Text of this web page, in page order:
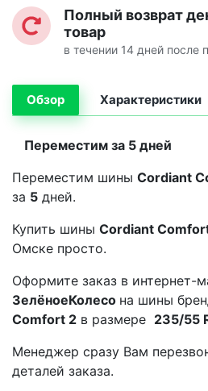
Полный возврат
товар
в течении 14 дней после
Обзор Характеристики
Переместим за 5 дней
Переместим шины Cordiant
за 5 дней.
Купить шины Cordiant
Омске просто.
Оформите заказ в интернет-
ЗелёноеКолесо на шины
Comfort 2 в размере 235/55
Менеджер сразу Вам
деталей заказа.